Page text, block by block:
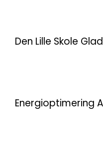
Den Lille Skole
Energioptimering